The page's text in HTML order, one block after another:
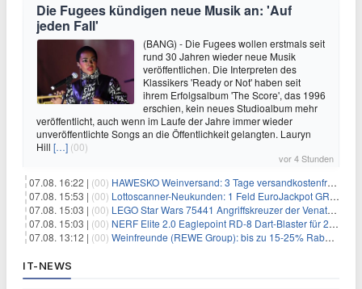
Die Fugees kündigen neue Musik an: 'Auf
jeden Fall'
(BANG) - Die Fugees wollen erstmals seit
rund 30 Jahren wieder neue Musik
veröffentlichen. Die Interpreten des
Klassikers 'Ready or Not' haben seit
ihrem Erfolgsalbum 'The Score', das 1996
erschien, kein neues Studioalbum mehr
veröffentlicht, auch wenn im Laufe der Jahre immer wieder
unveröffentlichte Songs an die Öffentlichkeit gelangten. Lauryn
Hill […] (00)
vor 4 Stunden
07.08. 16:22 | (00) HAWESKO Weinversand: 3 Tage versandkostenfrei bestellen (MBW 25€)
07.08. 15:53 | (00) Lottoscanner-Neukunden: 1 Feld EuroJackpot GRATIS spielen
07.08. 15:03 | (00) LEGO Star Wars 75441 Angriffskreuzer der Venator-Klasse für 50,25€
07.08. 15:03 | (00) NERF Elite 2.0 Eaglepoint RD-8 Dart-Blaster für 20,49€
07.08. 13:12 | (00) Weinfreunde (REWE Group): bis zu 15-25% Rabatt je nach Anzahl der Flaschen
IT-NEWS